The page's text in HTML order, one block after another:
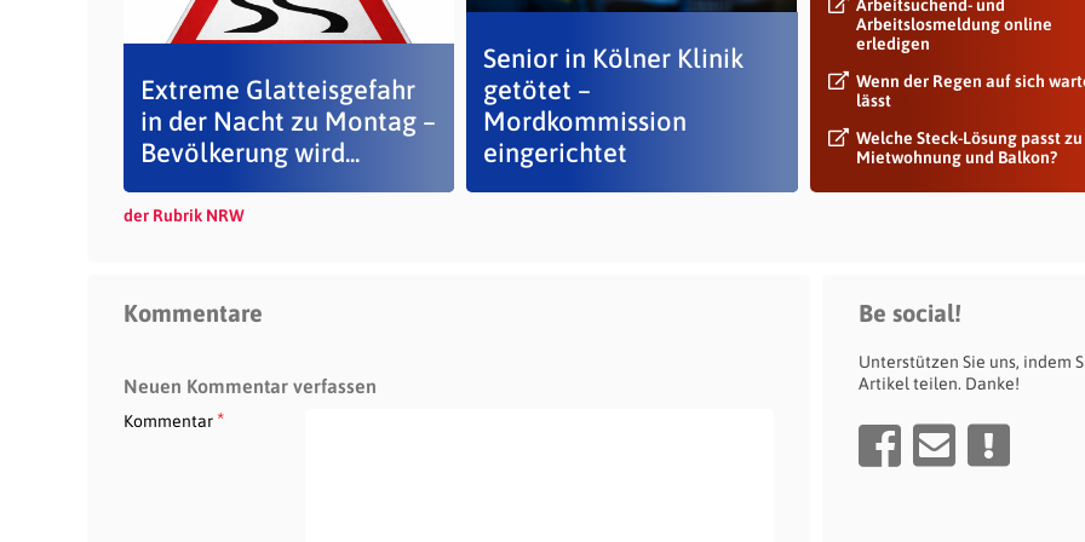
Extreme Glatteisgefahr
in der Nacht zu Montag –
Bevölkerung wird...
Senior in Kölner Klinik
getötet –
Mordkommission
eingerichtet
Arbeitsuchend- und
Arbeitslosmeldung online
erledigen
Wenn der Regen auf sich
lässt
Welche Steck-Lösung passt zu
Mietwohnung und Balkon?
der Rubrik NRW
Kommentare
Neuen Kommentar verfassen
Kommentar*
Be social!
Unterstützen Sie uns, indem
Artikel teilen. Danke!